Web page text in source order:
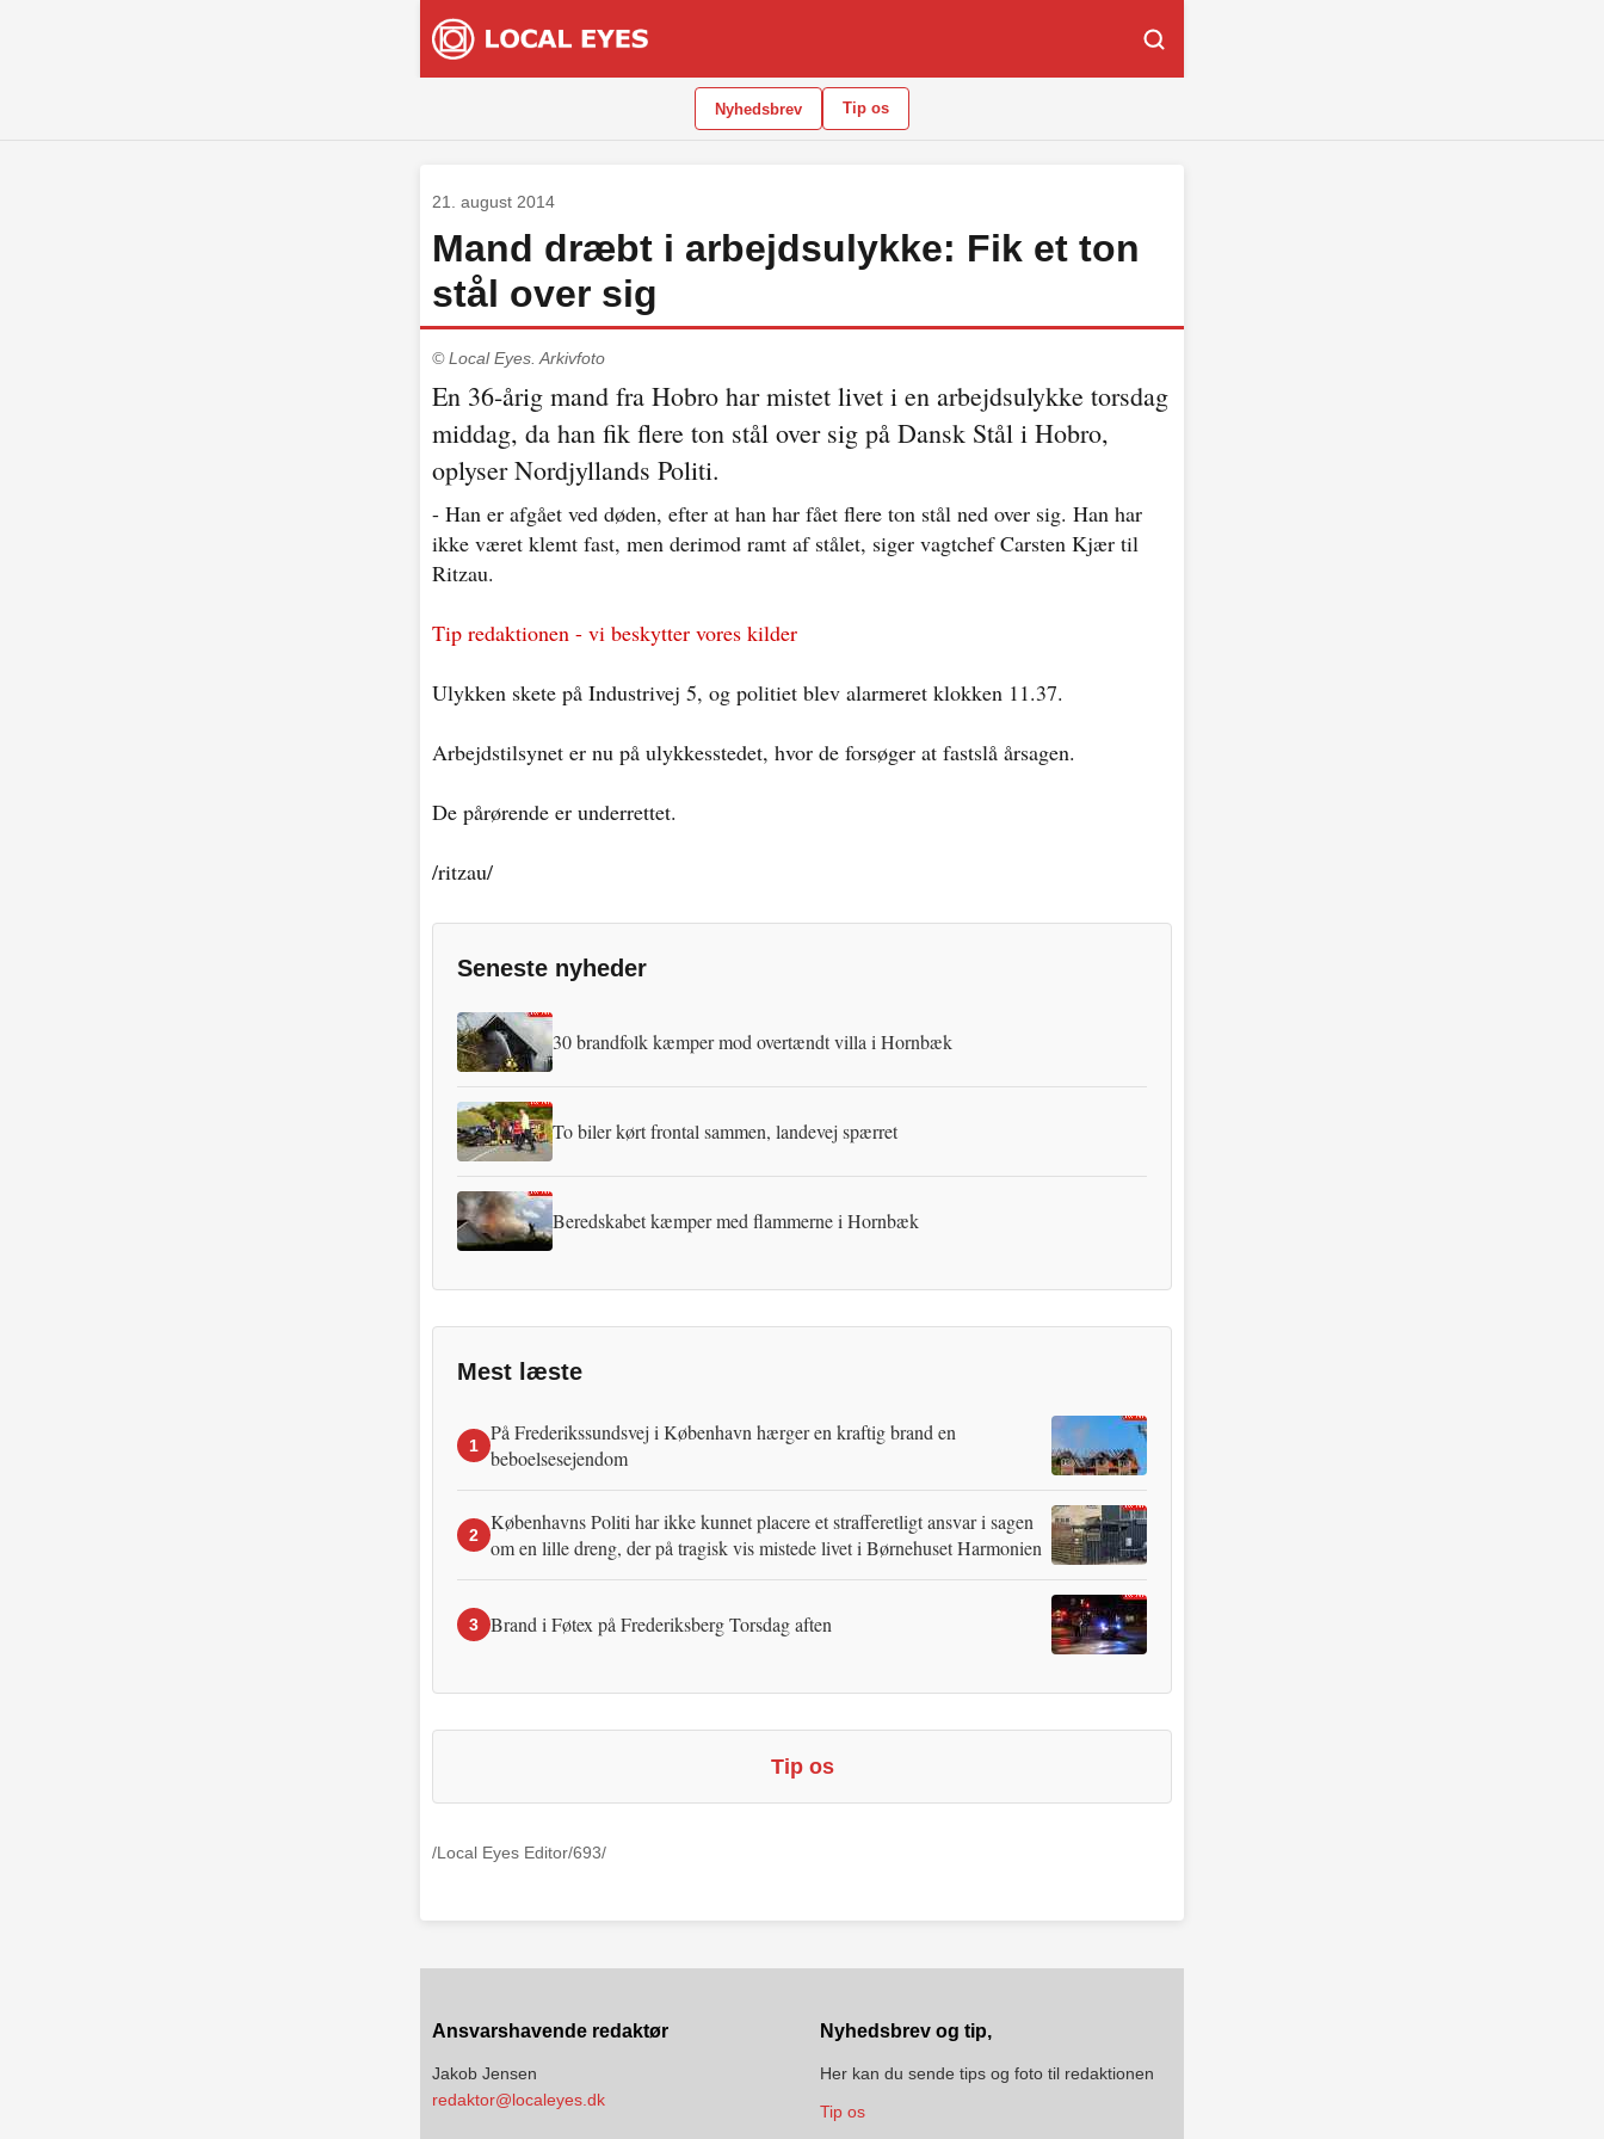
Nyhedsbrev Tip os
21. august 2014
Mand dræbt i arbejdsulykke: Fik et ton
stål over sig
© Local Eyes. Arkivfoto
En 36-årig mand fra Hobro har mistet livet i en arbejdsulykke torsdag
middag, da han fik flere ton stål over sig på Dansk Stål i Hobro,
oplyser Nordjyllands Politi.
- Han er afgået ved døden, efter at han har fået flere ton stål ned over sig. Han har
ikke været klemt fast, men derimod ramt af stålet, siger vagtchef Carsten Kjær til
Ritzau.
Tip redaktionen - vi beskytter vores kilder
Ulykken skete på Industrivej 5, og politiet blev alarmeret klokken 11.37.
Arbejdstilsynet er nu på ulykkesstedet, hvor de forsøger at fastslå årsagen.
De pårørende er underrettet.
/ritzau/
Seneste nyheder
30 brandfolk kæmper mod overtændt villa i Hornbæk
To biler kørt frontal sammen, landevej spærret
Beredskabet kæmper med flammerne i Hornbæk
Mest læste
1
På Frederikssundsvej i København hærger en kraftig brand en
beboelsesejendom
2
Københavns Politi har ikke kunnet placere et strafferetligt ansvar i sagen
om en lille dreng, der på tragisk vis mistede livet i Børnehuset Harmonien
3 Brand i Føtex på Frederiksberg Torsdag aften
Tip os
/Local Eyes Editor/693/
Ansvarshavende redaktør
Jakob Jensen
redaktor@localeyes.dk
Nyhedsbrev og tip,
Her kan du sende tips og foto til redaktionen
Tip os